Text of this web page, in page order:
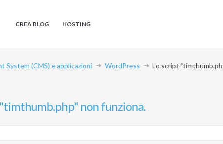
CREA BLOG HOSTING
System (CMS) e applicazioni WordPress
Lo script
non funziona.